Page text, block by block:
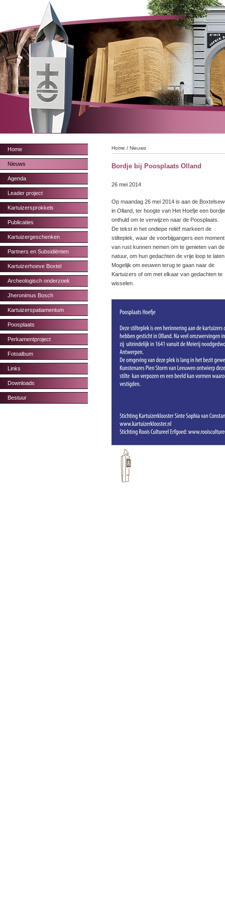
Home
Nieuws
Agenda
Leader project
Kartuizersprokkels
Publicaties
Kartuizergeschenken
Partners en Subsidiënten
Kartuizerhoeve Boxtel
Archeologisch onderzoek
Jheronimus Bosch
Kartuizerspatiamentum
Poosplaats
Perkamentproject
Fotoalbum
Links
Downloads
Bestuur
Home / Nieuws
Bordje bij Poosplaats Olland
26 mei 2014
Op maandag 26 mei 2014 is aan de
in Olland, ter hoogte van Het Hoefje een bordje
onthuld om te verwijzen naar de Poosplaats.
De tekst in het ondiepe reliëf markeert de
stilteplek, waar de voorbijgangers een moment
van rust kunnen nemen om te genieten van de
natuur, om hun gedachten de vrije loop te
Mogelijk om eeuwen terug te gaan naar de
Kartuizers of om met elkaar van gedachten te
wisselen.